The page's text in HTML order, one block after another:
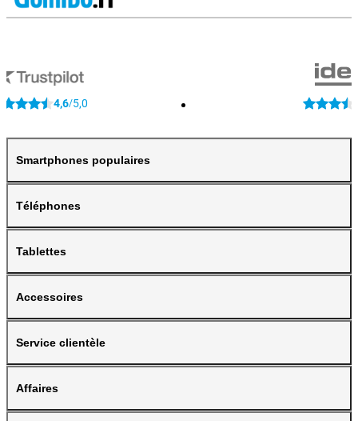
4,6/5,0
Smartphones populaires
Téléphones
Tablettes
Accessoires
Service clientèle
Affaires